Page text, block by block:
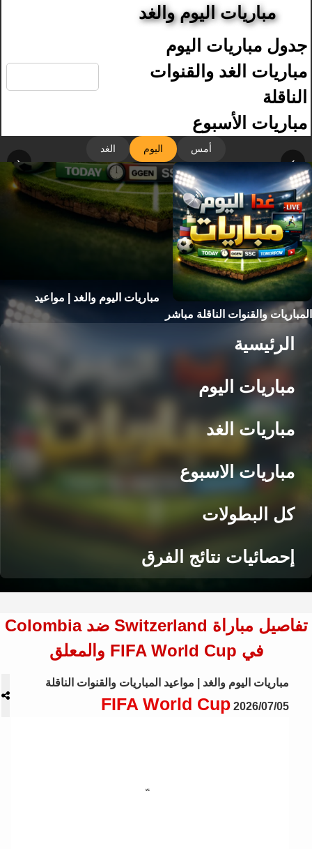
مباريات اليوم والغد
جدول مباريات اليوم
مباريات الغد والقنوات
الناقلة
مباريات الأسبوع
أمس اليوم الغد
‹ ›
مباريات اليوم والغد | مواعيد
المباريات والقنوات الناقلة مباشر
الرئيسية
مباريات اليوم
مباريات الغد
مباريات الاسبوع
كل البطولات
إحصائيات نتائج الفرق
تفاصيل مباراة Switzerland ضد Colombia
في FIFA World Cup والمعلق
مباريات اليوم والغد | مواعيد المباريات والقنوات الناقلة
FIFA World Cup 2026/07/05